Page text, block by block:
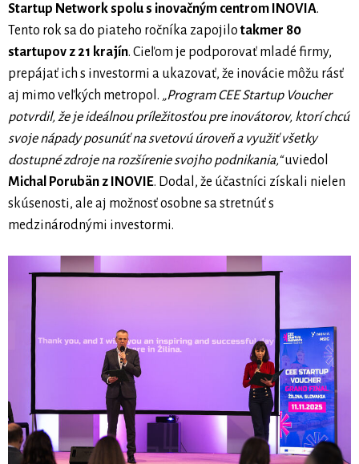
Startup Network spolu s inovačným centrom INOVIA.
Tento rok sa do piateho ročníka zapojilotakmer 80
startupov z 21 krajín. Cieľom je podporovať mladé firmy,
prepájať ich s investormi a ukazovať, že inovácie môžu rásť
aj mimo veľkých metropol. „Program CEE Startup Voucher
potvrdil, že je ideálnou príležitosťou pre inovátorov, ktorí chcú
svoje nápady posunúť na svetovú úroveň a využiť všetky
dostupné zdroje na rozšírenie svojho podnikania,“uviedol
Michal Porubän z INOVIE. Dodal, že účastníci získali nielen
skúsenosti, ale aj možnosť osobne sa stretnúť s
medzinárodnými investormi.